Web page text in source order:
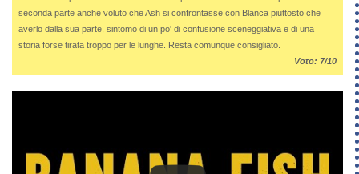
seconda parte anche voluto che Ash si confrontasse con Blanca piuttosto che
averlo dalla sua parte, sintomo di un po' di confusione sceneggiativa e di una
storia forse tirata troppo per le lunghe. Resta comunque consigliato.
Voto: 7/10